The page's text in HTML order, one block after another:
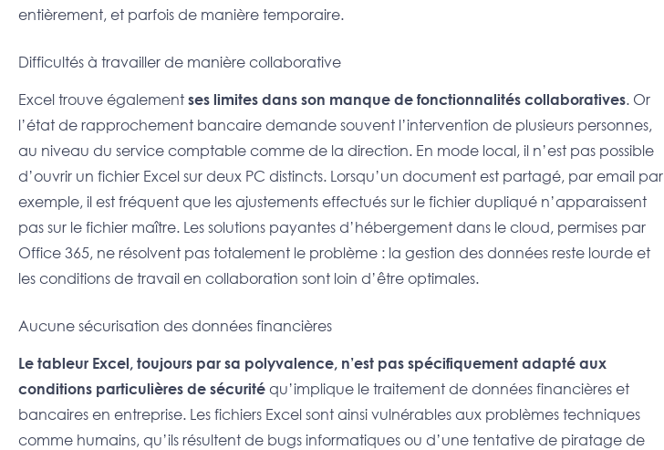
entièrement, et parfois de manière temporaire.
Difficultés à travailler de manière collaborative
Excel trouve également ses limites dans son manque de fonctionnalités collaboratives. Or
l’état de rapprochement bancaire demande souvent l’intervention de plusieurs personnes,
au niveau du service comptable comme de la direction. En mode local, il n’est pas possible
d’ouvrir un fichier Excel sur deux PC distincts. Lorsqu’un document est partagé, par email par
exemple, il est fréquent que les ajustements effectués sur le fichier dupliqué n’apparaissent
pas sur le fichier maître. Les solutions payantes d’hébergement dans le cloud, permises par
Office 365, ne résolvent pas totalement le problème : la gestion des données reste lourde et
les conditions de travail en collaboration sont loin d’être optimales.
Aucune sécurisation des données financières
Le tableur Excel, toujours par sa polyvalence, n’est pas spécifiquement adapté aux
conditions particulières de sécurité qu’implique le traitement de données financières et
bancaires en entreprise. Les fichiers Excel sont ainsi vulnérables aux problèmes techniques
comme humains, qu’ils résultent de bugs informatiques ou d’une tentative de piratage de